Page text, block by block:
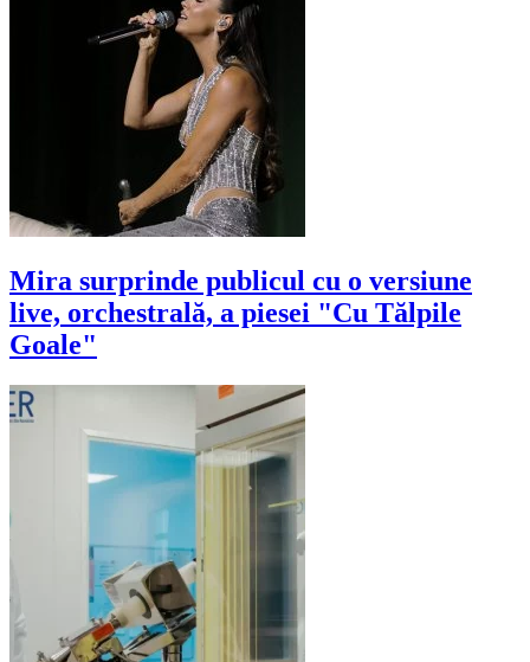
Mira surprinde publicul cu o versiune
live, orchestrală, a piesei "Cu Tălpile
Goale"